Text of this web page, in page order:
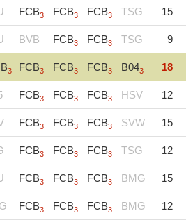
FCB3 FCB3 FCB3 TSG 15
BVB FCB3 FCB3 TSG 9
3 FCB3 FCB3 FCB3 B043 18
FCB3 FCB3 FCB3 HSV 12
FCB3 FCB3 FCB3 SVW 15
FCB3 FCB3 FCB3 TSG 12
FCB3 FCB3 FCB3 BMG 15
FCB3 FCB3 FCB3 BMG 12